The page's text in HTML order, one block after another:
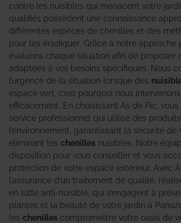
contre les nuisibles qui menacent votre
qualifiés possèdent une connaissance
différentes espèces de chenilles et des
pour les éradiquer. Grâce à notre approche
évaluons chaque situation afin de proposer
adaptées à vos besoins spécifiques. Nous
l’urgence de la situation lorsque des
espace vert, c’est pourquoi nous
efficacement. En choisissant As de Pic, vous
service professionnel qui utilise des
l’environnement, garantissant la sécurité
éliminant les chenilles nuisibles. Notre
disposition pour vous conseiller et vous
protection de votre espace extérieur. Avec
l’assurance d’un traitement de qualité,
en lutte anti-nuisible, qui s’engagent à
plantes et la beauté de votre jardin à
les chenilles compromettre votre oasis de